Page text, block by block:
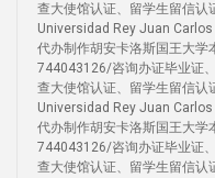
查大使馆认证、留学生留信认
Universidad Rey Juan Carlos
代办制作胡安卡洛斯国王大学
744043126/咨询办证毕业证
查大使馆认证、留学生留信认
Universidad Rey Juan Carlos
代办制作胡安卡洛斯国王大学
744043126/咨询办证毕业证
查大使馆认证、留学生留信认